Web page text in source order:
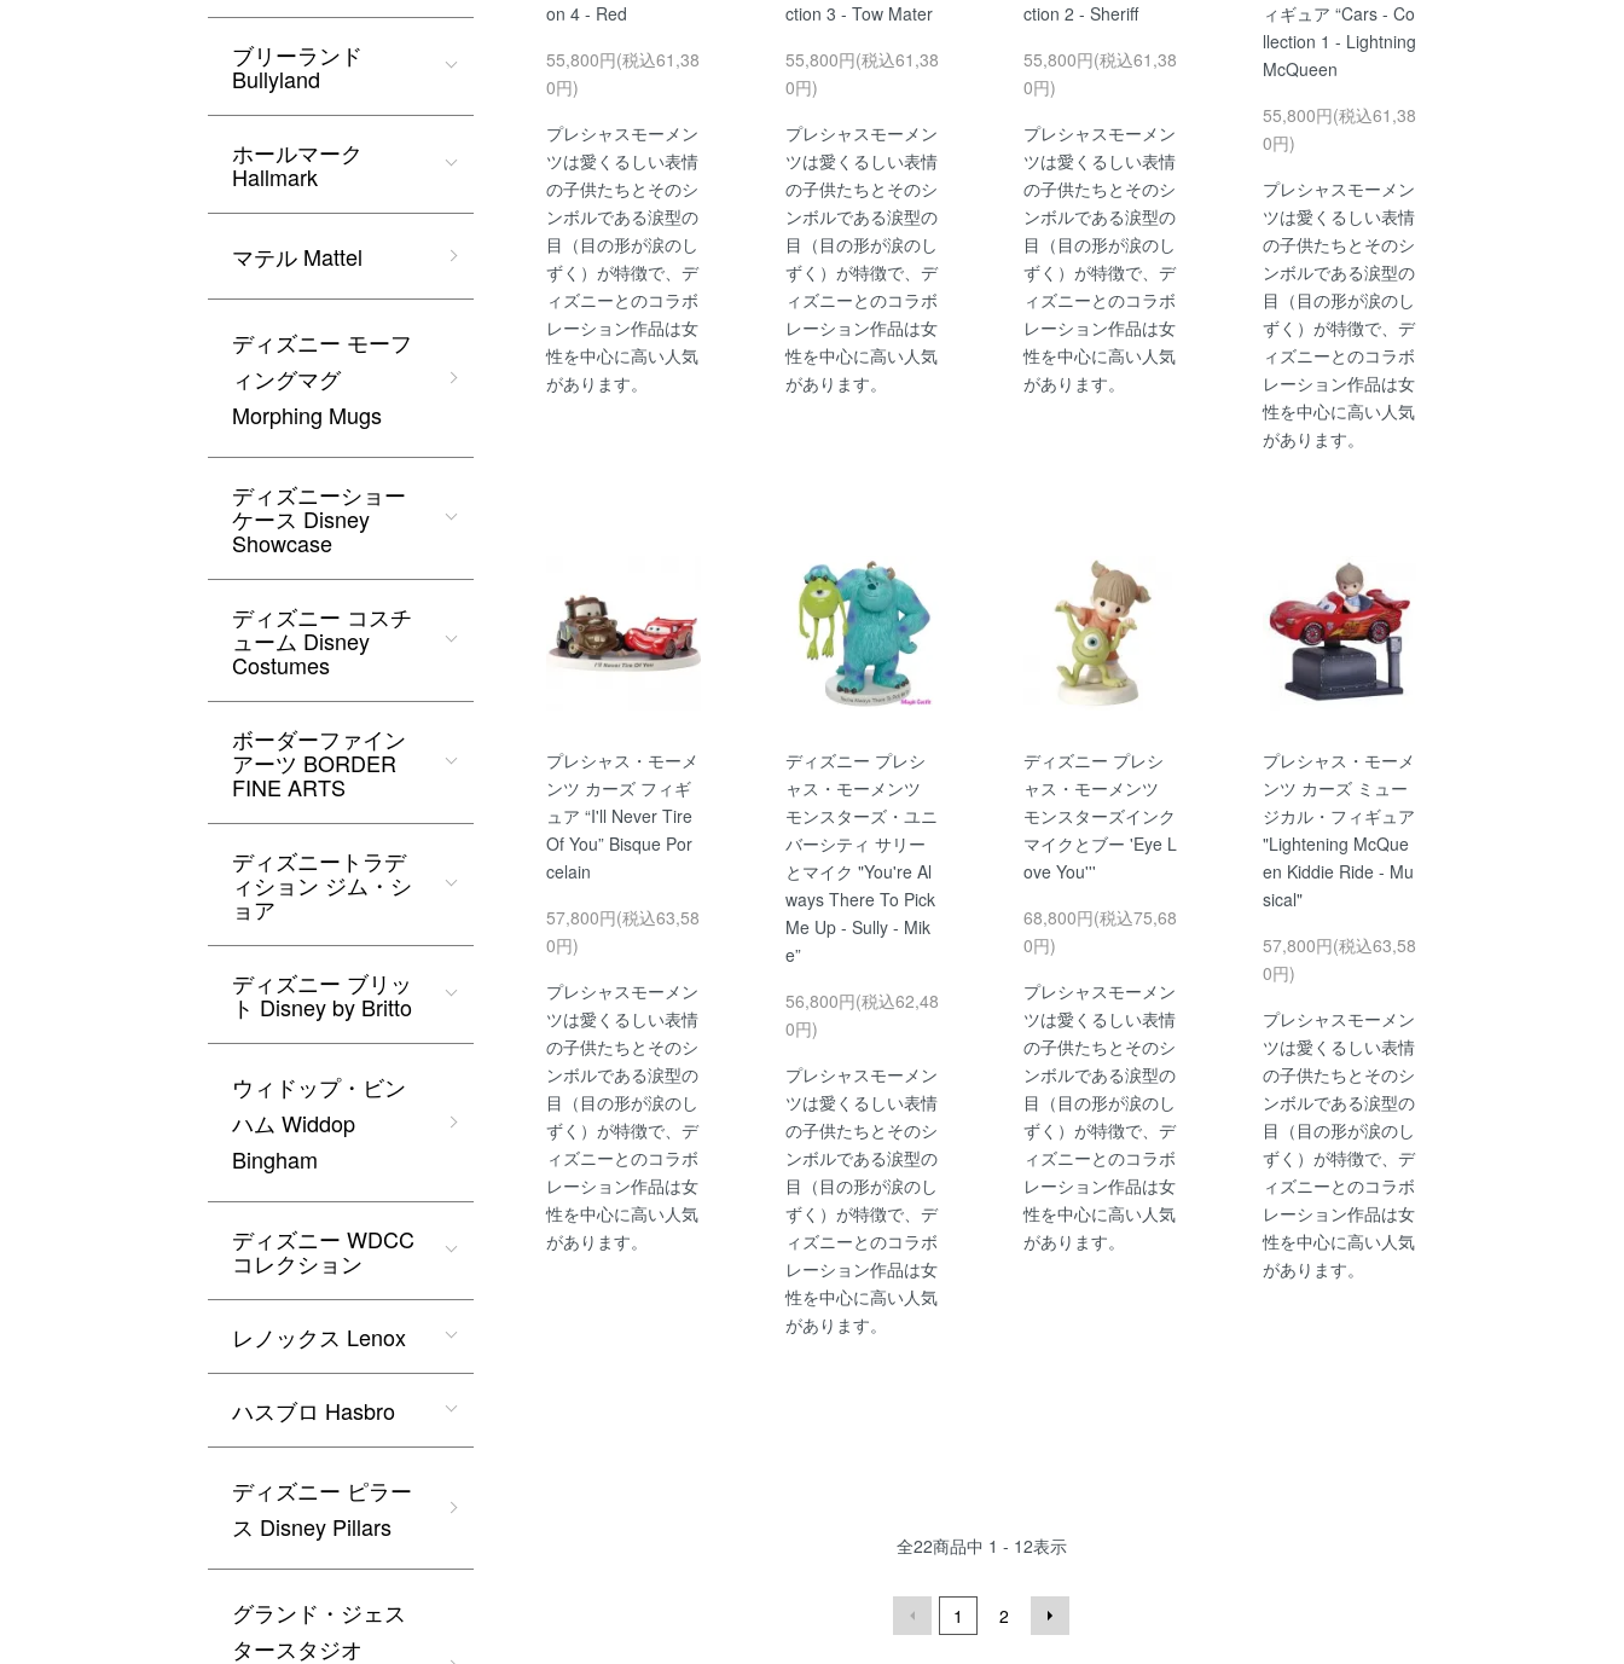
on 4 - Red
55,800円(税込61,38
0円)
プレシャスモーメン
ツは愛くるしい表情
の子供たちとそのシ
ンボルである涙型の
目（目の形が涙のし
ずく）が特徴で、デ
ィズニーとのコラボ
レーション作品は女
性を中心に高い人気
があります。
ction 3 - Tow Mater
55,800円(税込61,38
0円)
プレシャスモーメン
ツは愛くるしい表情
の子供たちとそのシ
ンボルである涙型の
目（目の形が涙のし
ずく）が特徴で、デ
ィズニーとのコラボ
レーション作品は女
性を中心に高い人気
があります。
ction 2 - Sheriff
55,800円(税込61,38
0円)
プレシャスモーメン
ツは愛くるしい表情
の子供たちとそのシ
ンボルである涙型の
目（目の形が涙のし
ずく）が特徴で、デ
ィズニーとのコラボ
レーション作品は女
性を中心に高い人気
があります。
ィギュア “Cars - Co
llection 1 - Lightning
McQueen
55,800円(税込61,38
0円)
プレシャスモーメン
ツは愛くるしい表情
の子供たちとそのシ
ンボルである涙型の
目（目の形が涙のし
ずく）が特徴で、デ
ィズニーとのコラボ
レーション作品は女
性を中心に高い人気
があります。
プレシャス・モーメ
ンツ カーズ フィギ
ュア “I'll Never Tire
Of You” Bisque Por
celain
57,800円(税込63,58
0円)
プレシャスモーメン
ツは愛くるしい表情
の子供たちとそのシ
ンボルである涙型の
目（目の形が涙のし
ずく）が特徴で、デ
ィズニーとのコラボ
レーション作品は女
性を中心に高い人気
があります。
ディズニー プレシ
ャス・モーメンツ
モンスターズ・ユニ
バーシティ サリー
とマイク "You're Al
ways There To Pick
Me Up - Sully - Mik
e”
56,800円(税込62,48
0円)
プレシャスモーメン
ツは愛くるしい表情
の子供たちとそのシ
ンボルである涙型の
目（目の形が涙のし
ずく）が特徴で、デ
ィズニーとのコラボ
レーション作品は女
性を中心に高い人気
があります。
ディズニー プレシ
ャス・モーメンツ
モンスターズインク
マイクとブー 'Eye L
ove You'''
68,800円(税込75,68
0円)
プレシャスモーメン
ツは愛くるしい表情
の子供たちとそのシ
ンボルである涙型の
目（目の形が涙のし
ずく）が特徴で、デ
ィズニーとのコラボ
レーション作品は女
性を中心に高い人気
があります。
プレシャス・モーメ
ンツ カーズ ミュー
ジカル・フィギュア
"Lightening McQue
en Kiddie Ride - Mu
sical"
57,800円(税込63,58
0円)
プレシャスモーメン
ツは愛くるしい表情
の子供たちとそのシ
ンボルである涙型の
目（目の形が涙のし
ずく）が特徴で、デ
ィズニーとのコラボ
レーション作品は女
性を中心に高い人気
があります。
全22商品中 1 - 12表示
1 2
ブリーランド
Bullyland
ホールマーク
Hallmark
マテル Mattel
ディズニー モーフ
ィングマグ
Morphing Mugs
ディズニーショー
ケース Disney
Showcase
ディズニー コスチ
ューム Disney
Costumes
ボーダーファイン
アーツ BORDER
FINE ARTS
ディズニートラデ
ィション ジム・シ
ョア
ディズニー ブリッ
ト Disney by Britto
ウィドップ・ビン
ハム Widdop
Bingham
ディズニー WDCC
コレクション
レノックス Lenox
ハスブロ Hasbro
ディズニー ピラー
ス Disney Pillars
グランド・ジェス
タースタジオ